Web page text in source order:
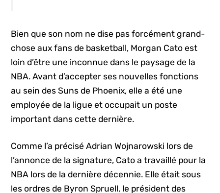
Bien que son nom ne dise pas forcément grand-
chose aux fans de basketball, Morgan Cato est
loin d’être une inconnue dans le paysage de la
NBA. Avant d’accepter ses nouvelles fonctions
au sein des Suns de Phoenix, elle a été une
employée de la ligue et occupait un poste
important dans cette dernière.
Comme l’a précisé Adrian Wojnarowski lors de
l’annonce de la signature, Cato a travaillé pour la
NBA lors de la dernière décennie. Elle était sous
les ordres de Byron Spruell, le président des